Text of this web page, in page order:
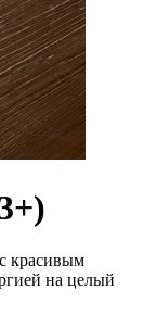
красивым
на целый